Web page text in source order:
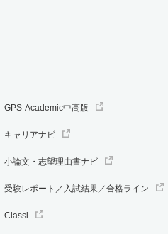
GPS-Academic中高版
キャリアナビ
小論文・志望理由書ナビ
受験レポート／入試結果／合格ライン
Classi